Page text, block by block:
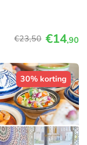
€23,50 €14,90
30% korting